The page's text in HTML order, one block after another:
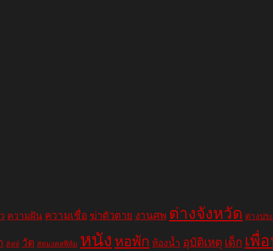
ความฝัน ความเชื่อ ฆ่าตัวตาย งานศพ ต่างจังหวัด ต่างปร
ลิฟท์ วัด สหมงคลฟิล์ม หนัง หอพัก ห้องน้ำ อุบัติเหตุ เด็ก เพื่